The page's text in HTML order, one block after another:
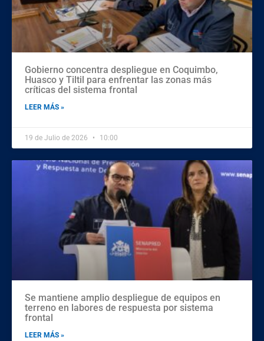
Gobierno concentra despliegue en Coquimbo,
Huasco y Tiltil para enfrentar las zonas más
críticas del sistema frontal
LEER MÁS »
19 de Julio de 2026 10:00
Se mantiene amplio despliegue de equipos en
terreno en labores de respuesta por sistema
frontal
LEER MÁS »